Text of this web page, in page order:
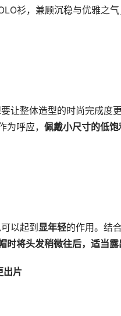
衫，兼顾沉稳与优雅之气
让整体造型的时尚完成度
呼应， 佩戴小尺寸的低
以起到显年轻的作用。结
时将头发稍微往后，适当
出片